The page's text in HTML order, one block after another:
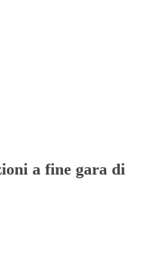
a fine gara di